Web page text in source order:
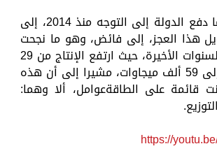
وتابع، أن هذا ما دفع الدولة إلى التوجه منذ 2014، إلى
هذا العجز، إلى فائض، وهو ما نجحت
فيه مصر خلال السنوات الأخيرة، حيث ارتفع الإنتاج من 29
ألف ميجا وات، إلى 59 ألف ميجاوات، مشيرا إلى أن هذه
قائمة على الطاقةعوامل، ألا وهما:
https://